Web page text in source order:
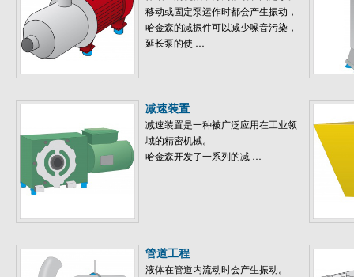
移动或固定泵运作时都会产生振动，
哈金森的减振件可以减少噪音污染，
延长泵的使 …
减速装置
减速装置是一种被广泛应用在工业领
域的精密机械。
哈金森开发了一系列的减 …
管道工程
液体在管道内流动时会产生振动。